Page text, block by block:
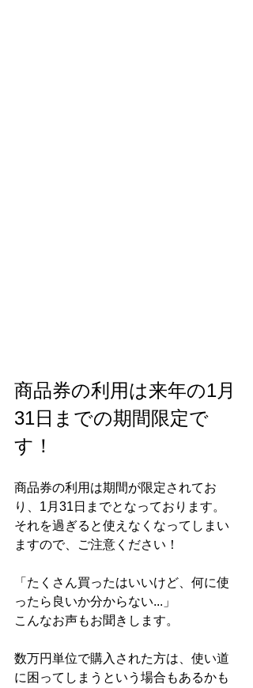
商品券の利用は来年の1月
31日までの期間限定で
す！
商品券の利用は期間が限定されてお
り、1月31日までとなっております。
それを過ぎると使えなくなってしまい
ますので、ご注意ください！
「たくさん買ったはいいけど、何に使
ったら良いか分からない...」
こんなお声もお聞きします。
数万円単位で購入された方は、使い道
に困ってしまうという場合もあるかも